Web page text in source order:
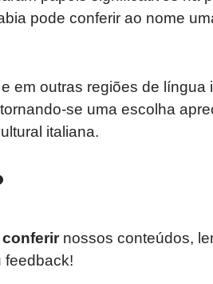
pode conferir ao nome
em outras regiões de língua
se uma escolha
italiana.
conferirnossos conteúdos,
feedback!